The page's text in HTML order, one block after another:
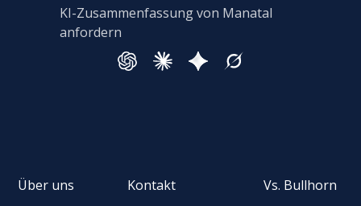
KI-Zusammenfassung von Manatal
anfordern
Über uns
Kontakt
Vs. Bullhorn